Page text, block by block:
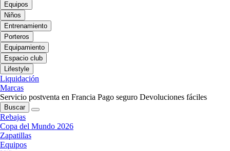
Equipos
Niños
Entrenamiento
Porteros
Equipamiento
Espacio club
Lifestyle
Liquidación
Marcas
Servicio postventa en Francia Pago seguro Devoluciones fáciles
Buscar
Rebajas
Copa del Mundo 2026
Zapatillas
Equipos